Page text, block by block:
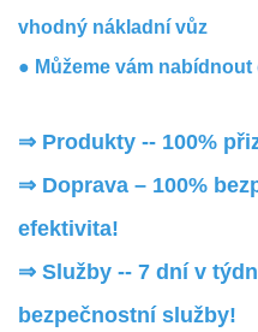
vhodný nákladní vůz
● Můžeme vám
⇒ Produkty -- 100%
⇒ Doprava – 100%
efektivita!
⇒ Služby -- 7 dní v
bezpečnostní služby!